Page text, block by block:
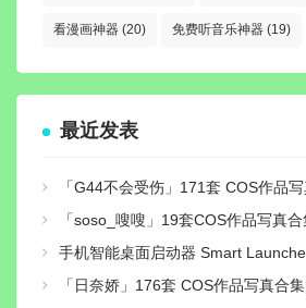
看漫画神器 (20) 免费听音乐神器 (19)
最近发表
「G44不会受伤」171套 COS作品写真合集[持续更新],独特可爱的
「soso_嗖嗖」19套COS作品写真合集[持续更新]，甜美
手机智能桌面启动器 Smart Launcher Pro 6
「日奈娇」176套 COS作品写真合集[持续更新] ，用无敌